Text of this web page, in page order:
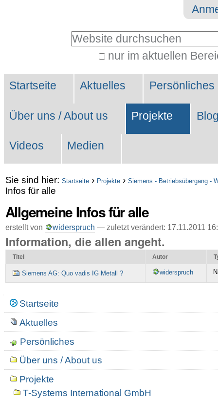
Direkt
zur
Werkzeuge
Website durchsuchen
nur im aktuellen
Suche…
Sektionen
Startseite Aktuelles Persönliches
Über uns / About us Projekte
Videos Medien
Sie sind hier: Startseite › Projekte › Siemens - Betriebsübergang -
Infos für alle
Allgemeine Infos für alle
erstellt von widerspruch — zuletzt verändert: 17.11.2011
Information, die allen angeht.
Titel Autor
Siemens AG: Quo vadis IG Metall ? widerspruch
NavigationStartseite
Aktuelles
Persönliches
Über uns / About us
Projekte
T-Systems International GmbH